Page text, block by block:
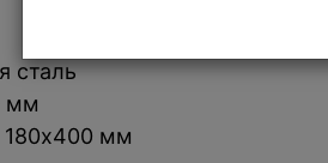
сталь
мм
мм